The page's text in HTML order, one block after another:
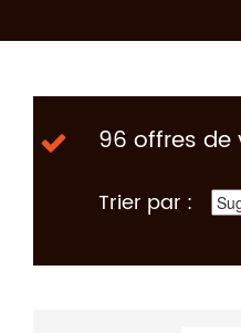
96 offres de
Trier par :